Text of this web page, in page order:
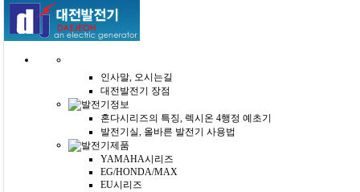
인사말, 오시는길
대전발전기 장점
혼다시리즈의 특징, 렉시온 4행정 예초기
발전기실, 올바른 발전기 사용법
YAMAHA시리즈
EG/HONDA/MAX
EU시리즈